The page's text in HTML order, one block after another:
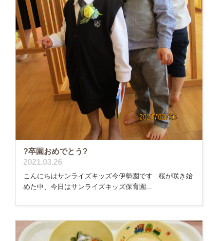
?卒園おめでとう?
2021.03.26
こんにちはサンライズキッズ今伊勢園です 桜が咲き始
めた中、今日はサンライズキッズ保育園...